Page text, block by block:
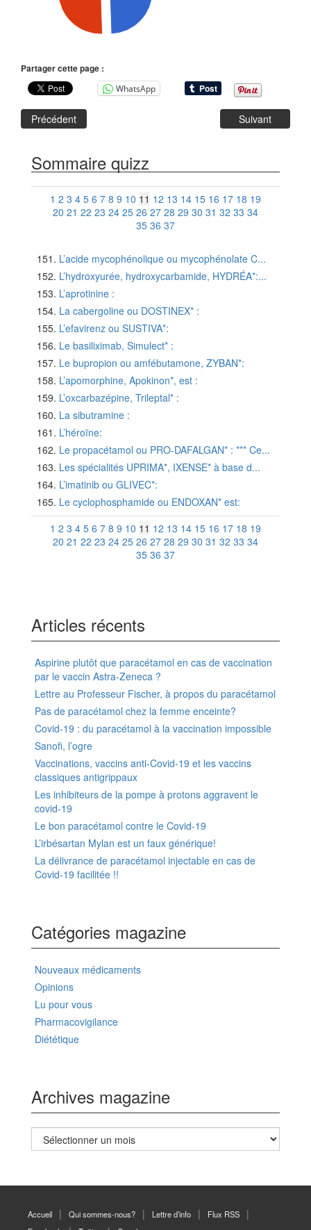
Partager cette page :
WhatsApp
Précédent Suivant
Sommaire quizz
1 2 3 4 5 6 7 8 9 10 11 12 13 14 15 16 17 18 19
20 21 22 23 24 25 26 27 28 29 30 31 32 33 34
35 36 37
L’acide mycophénolique ou mycophénolate C...
L’hydroxyurée, hydroxycarbamide, HYDRÉA*:...
L’aprotinine :
La cabergoline ou DOSTINEX* :
L’efavirenz ou SUSTIVA*:
Le basiliximab, Simulect* :
Le bupropion ou amfébutamone, ZYBAN*:
L’apomorphine, Apokinon*, est :
L’oxcarbazépine, Trileptal* :
La sibutramine :
L’héroïne:
Le propacétamol ou PRO-DAFALGAN* : *** Ce...
Les spécialités UPRIMA*, IXENSE* à base d...
L’imatinib ou GLIVEC*:
Le cyclophosphamide ou ENDOXAN* est:
1 2 3 4 5 6 7 8 9 10 11 12 13 14 15 16 17 18 19
20 21 22 23 24 25 26 27 28 29 30 31 32 33 34
35 36 37
Articles récents
Aspirine plutôt que paracétamol en cas de vaccination
par le vaccin Astra-Zeneca ?
Lettre au Professeur Fischer, à propos du paracétamol
Pas de paracétamol chez la femme enceinte?
Covid-19 : du paracétamol à la vaccination impossible
Sanofi, l’ogre
Vaccinations, vaccins anti-Covid-19 et les vaccins
classiques antigrippaux
Les inhibiteurs de la pompe à protons aggravent le
covid-19
Le bon paracétamol contre le Covid-19
L’irbésartan Mylan est un faux générique!
La délivrance de paracétamol injectable en cas de
Covid-19 facilitée !!
Catégories magazine
Nouveaux médicaments
Opinions
Lu pour vous
Pharmacovigilance
Diététique
Archives magazine
Archives
magazine
Accueil Qui sommes-nous? Lettre d’info
Flux RSS